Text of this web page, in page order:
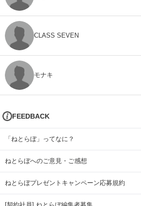
CLASS SEVEN
モナキ
FEEDBACK
「ねとらぼ」ってなに？
ねとらぼへのご意見・ご感想
ねとらぼプレゼントキャンペーン応募規約